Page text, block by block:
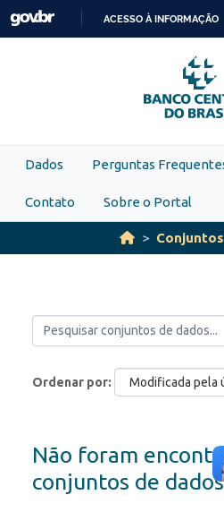
Skip to main content
PARA
O
ACESSO À INFORMAÇÃO
Dados Perguntas
Contato Sobre o Portal
Ordenar por
Não foram
conjuntos de dados